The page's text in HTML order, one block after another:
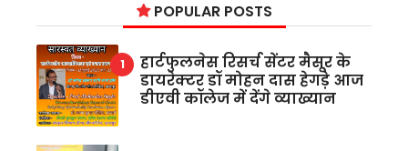
POPULAR POSTS
हार्टफुलनेस रिसर्च सेंटर मैसूर के
डायरेक्टर डॉ मोहन दास हेगड़े आज
डीएवी कॉलेज में देंगे व्याख्यान